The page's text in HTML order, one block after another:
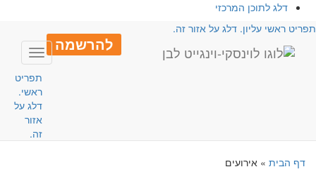
דלג לתוכן המרכזי
ראשי עליון. דלג על אזור זה.
להרשמה
Toggle
תפריט
ראשי.
דלג על
אזור
זה.
דף הבית» אירועים